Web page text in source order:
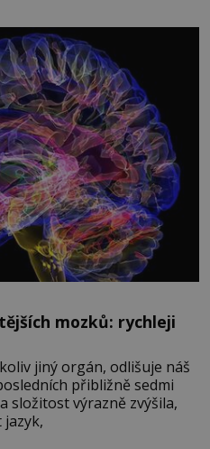
jaro roku 1945, druhá
Jezero Stolpsee
mozků: rychleji
jiný orgán, odlišuje náš
přibližně sedmi
složitost výrazně zvýšila,